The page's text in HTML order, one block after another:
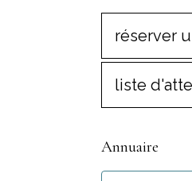
réserver
liste
Annuaire